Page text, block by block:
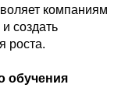
компаниям
создать
роста.
обучения